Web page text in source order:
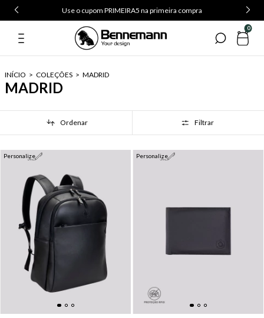
Use o cupom PRIMEIRA5 na primeira compra
0
INÍCIO > COLEÇÕES > MADRID
MADRID
Ordenar Filtrar
Personalize Personalize